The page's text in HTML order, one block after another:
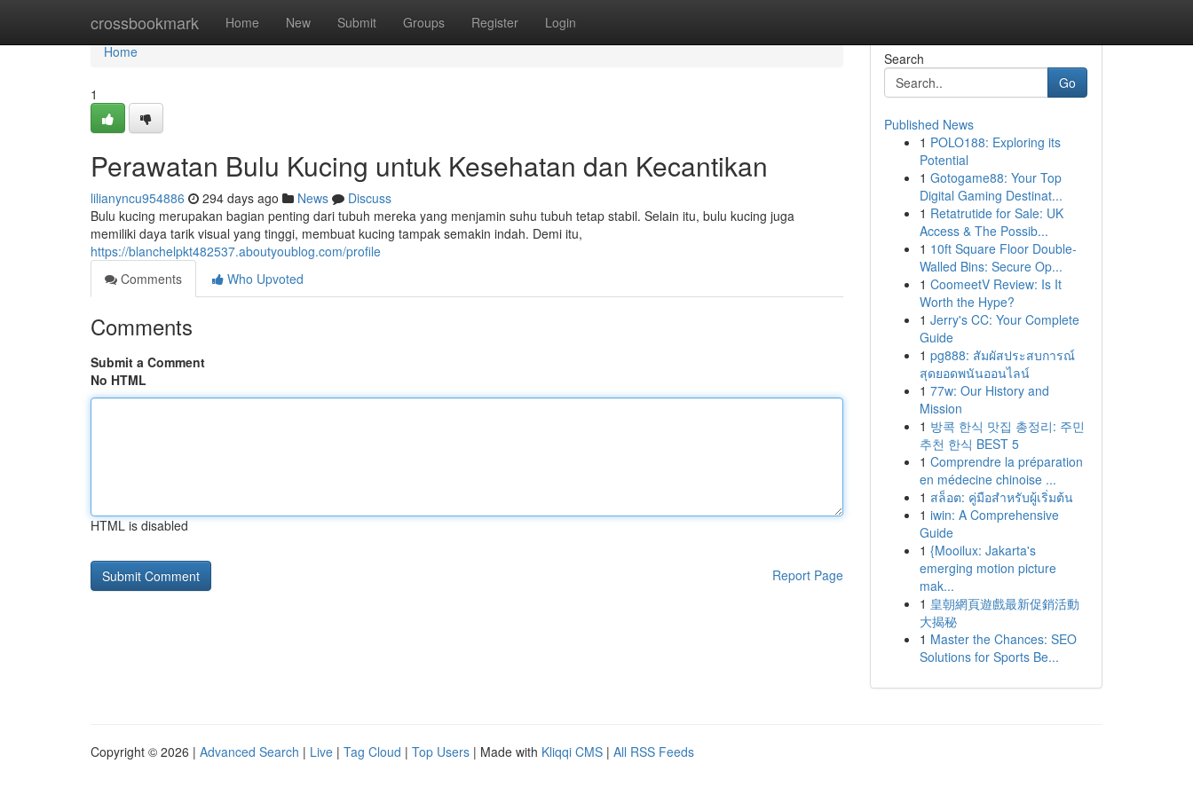
crossbookmark Home New Submit Groups Register Login
Home
Home
1
Perawatan Bulu Kucing untuk Kesehatan dan Kecantikan
lilianyncu954886 294 days ago News
Discuss
Bulu kucing merupakan bagian penting dari tubuh mereka yang menjamin suhu tubuh tetap stabil. Selain itu, bulu kucing juga
memiliki daya tarik visual yang tinggi, membuat kucing tampak semakin indah. Demi itu,
https://blanchelpkt482537.aboutyoublog.com/profile
Comments
Who Upvoted
Comments
Submit a Comment
No HTML
HTML is disabled
Report Page
Search
Go
Published News
1 POLO188: Exploring its
Potential
1 Gotogame88: Your Top
Digital Gaming Destinat...
1 Retatrutide for Sale: UK
Access & The Possib...
1 10ft Square Floor Double-
Walled Bins: Secure Op...
1 CoomeetV Review: Is It
Worth the Hype?
1 Jerry's CC: Your Complete
Guide
1 pg888: สัมผัสประสบการณ์
สุดยอดพนันออนไลน์
1 77w: Our History and
Mission
1 방콕 한식 맛집 총정리: 주민
추천 한식 BEST 5
1 Comprendre la préparation
en médecine chinoise ...
1 สล็อต: คู่มือสำหรับผู้เริ่มต้น
1 iwin: A Comprehensive
Guide
1 {Mooilux: Jakarta's
emerging motion picture
mak...
1 皇朝網頁遊戲最新促銷活動
大揭秘
1 Master the Chances: SEO
Solutions for Sports Be...
Copyright © 2026 | Advanced Search | Live | Tag Cloud | Top Users | Made with Kliqqi CMS | All RSS Feeds